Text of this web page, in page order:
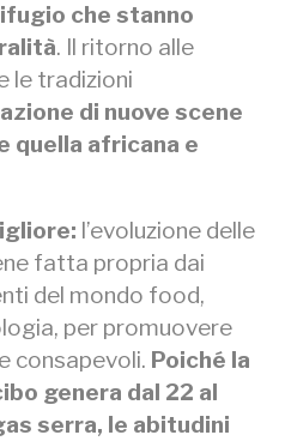
che stanno
. Il ritorno alle
le tradizioni
di nuove scene
quella africana e
l’evoluzione delle
fatta propria dai
del mondo food,
per promuovere
consapevoli. Poiché la
genera dal 22 al
serra, le abitudini